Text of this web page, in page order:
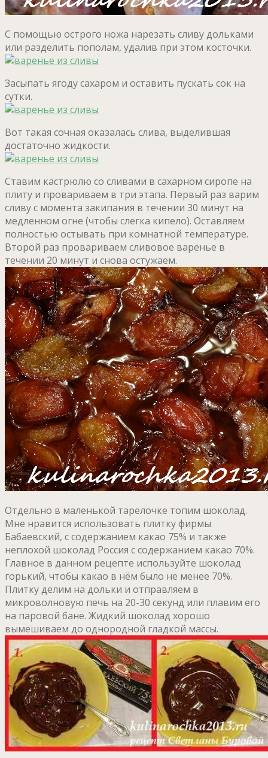
С помощью острого ножа нарезать сливу дольками
или разделить пополам, удалив при этом косточки.
Засыпать ягоду сахаром и оставить пускать сок на
сутки.
Вот такая сочная оказалась слива, выделившая
достаточно жидкости.
Ставим кастрюлю со сливами в сахарном сиропе на
плиту и провариваем в три этапа. Первый раз варим
сливу с момента закипания в течении 30 минут на
медленном огне (чтобы слегка кипело). Оставляем
полностью остывать при комнатной температуре.
Второй раз провариваем сливовое варенье в
течении 20 минут и снова остужаем.
Отдельно в маленькой тарелочке топим шоколад.
Мне нравится использовать плитку фирмы
Бабаевский, с содержанием какао 75% и также
неплохой шоколад Россия с содержанием какао 70%.
Главное в данном рецепте используйте шоколад
горький, чтобы какао в нём было не менее 70%.
Плитку делим на дольки и отправляем в
микроволновую печь на 20-30 секунд или плавим его
на паровой бане. Жидкий шоколад хорошо
вымешиваем до однородной гладкой массы.